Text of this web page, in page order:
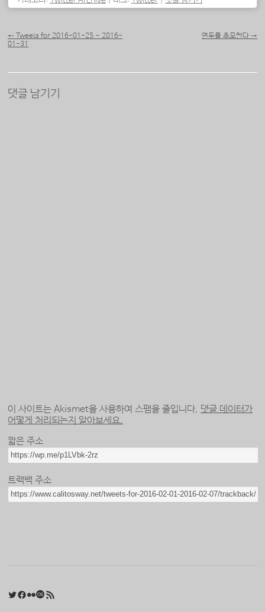
← Tweets for 2016-01-25 ~ 2016-
01-31
연두를 추모한다 →
댓글 남기기
이 사이트는 Akismet을 사용하여 스팸을 줄입니다. 댓글 데이터가
어떻게 처리되는지 알아보세요.
짧은 주소
트랙백 주소
Twitter
Facebook
FlickrLast.fm